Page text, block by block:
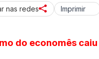
nas redes Imprimir
do economês